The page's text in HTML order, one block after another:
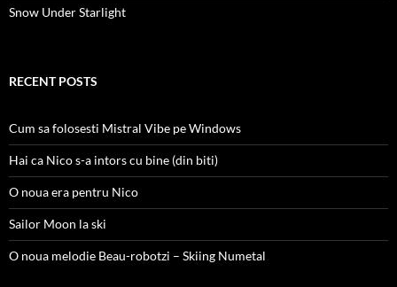
Snow Under Starlight
RECENT POSTS
Cum sa folosesti Mistral Vibe pe Windows
Hai ca Nico s-a intors cu bine (din biti)
O noua era pentru Nico
Sailor Moon la ski
O noua melodie Beau-robotzi – Skiing Numetal